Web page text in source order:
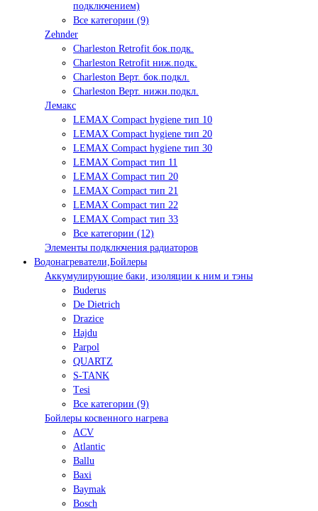
подключением)
Все категории (9)
Zehnder
Charleston Retrofit бок.подк.
Charleston Retrofit ниж.подк.
Charleston Верт. бок.подкл.
Charleston Верт. нижн.подкл.
Лемакс
LEMAX Compact hygiene тип 10
LEMAX Compact hygiene тип 20
LEMAX Compact hygiene тип 30
LEMAX Compact тип 11
LEMAX Compact тип 20
LEMAX Compact тип 21
LEMAX Compact тип 22
LEMAX Compact тип 33
Все категории (12)
Элементы подключения радиаторов
Водонагреватели,Бойлеры
Аккумулирующие баки, изоляции к ним и тэны
Buderus
De Dietrich
Drazice
Hajdu
Parpol
QUARTZ
S-TANK
Tеsi
Все категории (9)
Бойлеры косвенного нагрева
ACV
Atlantic
Ballu
Baxi
Baymak
Bosch